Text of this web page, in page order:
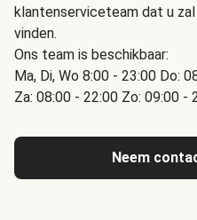
klantenserviceteam dat u
vinden.
Ons team is beschikbaar:
Ma, Di, Wo 8:00 - 23:00 Do:
Za: 08:00 - 22:00 Zo: 09:00 -
Neem